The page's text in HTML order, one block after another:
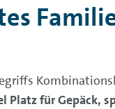
Platz für Gepäck,